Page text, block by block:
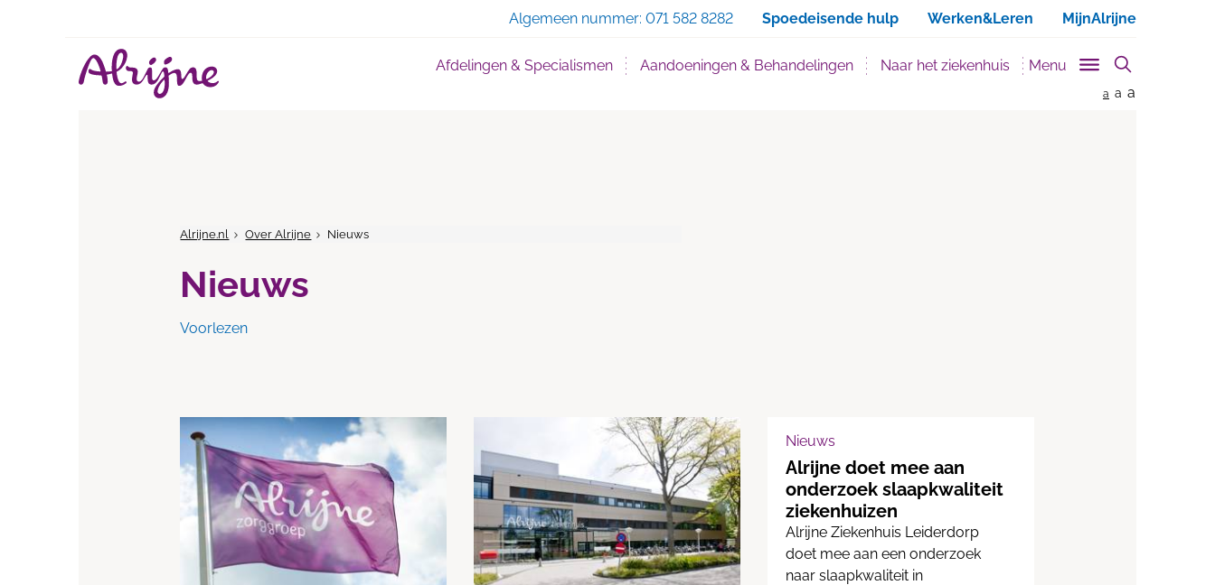
Algemeen nummer: 071 582 8282 Spoedeisende hulp Werken&Leren MijnAlrijne
Afdelingen & Specialismen Aandoeningen & Behandelingen Naar het ziekenhuis Menu
a a a
Alrijne.nl Over Alrijne Nieuws
Nieuws
Voorlezen
Nieuws
Alrijne doet mee aan
onderzoek slaapkwaliteit
ziekenhuizen
Alrijne Ziekenhuis Leiderdorp
doet mee aan een onderzoek
naar slaapkwaliteit in